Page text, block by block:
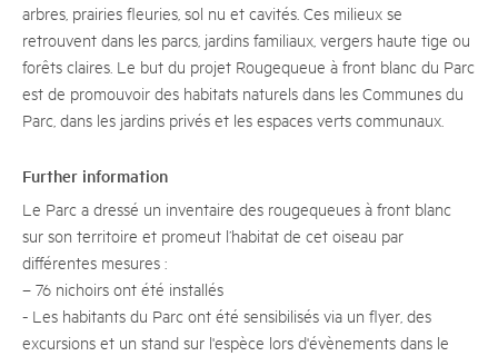
arbres, prairies fleuries, sol nu et cavités. Ces milieux se
retrouvent dans les parcs, jardins familiaux, vergers haute tige ou
forêts claires. Le but du projet Rougequeue à front blanc du Parc
est de promouvoir des habitats naturels dans les Communes du
Parc, dans les jardins privés et les espaces verts communaux.
Further information
Le Parc a dressé un inventaire des rougequeues à front blanc
sur son territoire et promeut l’habitat de cet oiseau par
différentes mesures :
– 76 nichoirs ont été installés
- Les habitants du Parc ont été sensibilisés via un flyer, des
excursions et un stand sur l'espèce lors d'évènements dans le